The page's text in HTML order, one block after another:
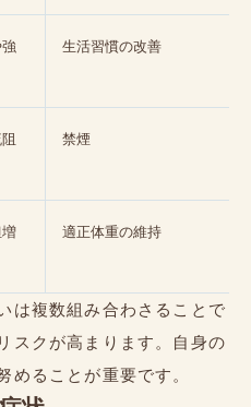
生活習慣の改善
禁煙
適正体重の維持
は複数組み合わさることで
スクが高まります。自身の
めることが重要です。